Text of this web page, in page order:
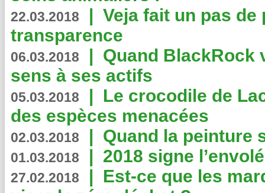
22.03.2018 | Veja fait un pas de
transparence
06.03.2018 | Quand BlackRock
sens à ses actifs
05.03.2018 | Le crocodile de
des espèces menacées
02.03.2018 | Quand la peinture
01.03.2018 | 2018 signe
27.02.2018 | Est-ce que les